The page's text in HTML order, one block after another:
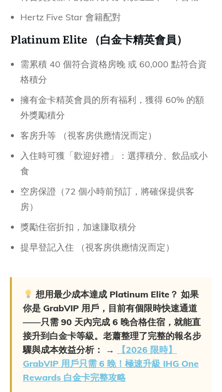
Hertz Five Star 會籍配對
Platinum Elite （白金卡精英會員）
需累積 40 個符合資格房晚 或 60,000 點符合資
格積分
擁有金卡精英會員的所有福利，獲得 60% 的額
外獎勵積分
客房升等 （視客房供應情況而定）
入住時可獲「歡迎好禮」：選擇積分、飲品或小
食
空房保證（72 個小時前預訂，將確保提供客
房）
獎勵住宿折扣，加速賺取積分
提早登記入住 （視客房供應情況而定）
想用最少成本達成 Platinum Elite？ 如果
你是 GrabVIP 用戶，目前有個限時快速通道
——只需 90 天內完成 6 晚合格住宿，就能直
接升到白金卡等級。老蕭整理了完整的報名步
驟與成本效益分析： →
【2026 限時】
GrabVIP 用戶只需 6 晚！極速升級 IHG One
Rewards 白金卡完整攻略